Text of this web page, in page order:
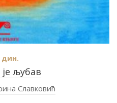
љубав
дин.
Славковић